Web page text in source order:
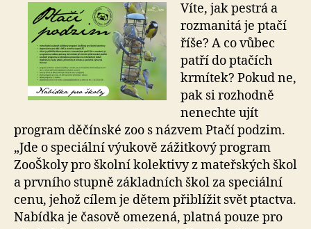
Víte, jak pestrá a
rozmanitá je ptačí
říše? A co vůbec
patří do ptačích
krmítek? Pokud ne,
pak si rozhodně
nenechte ujít
program děčínské zoo s názvem Ptačí podzim.
„Jde o speciální výukově zážitkový program
ZooŠkoly pro školní kolektivy z mateřských škol
a prvního stupně základních škol za speciální
cenu, jehož cílem je dětem přiblížit svět ptactva.
Nabídka je časově omezená, platná pouze pro